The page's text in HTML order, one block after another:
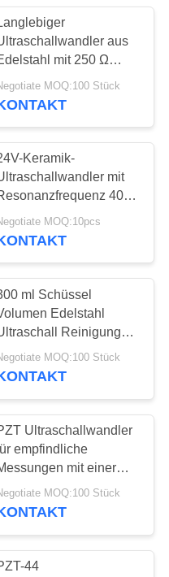
27
aus
mit 250 Ω
MOQ:100 Stück
Keramik-
mit
40
MOQ:10pcs
ml Schüssel
Edelstahl
Reinigung
mit 3-48V
MOQ:100 Stück
Ultraschallwandler
empfindliche
mit einer
15 cm
MOQ:100 Stück
44